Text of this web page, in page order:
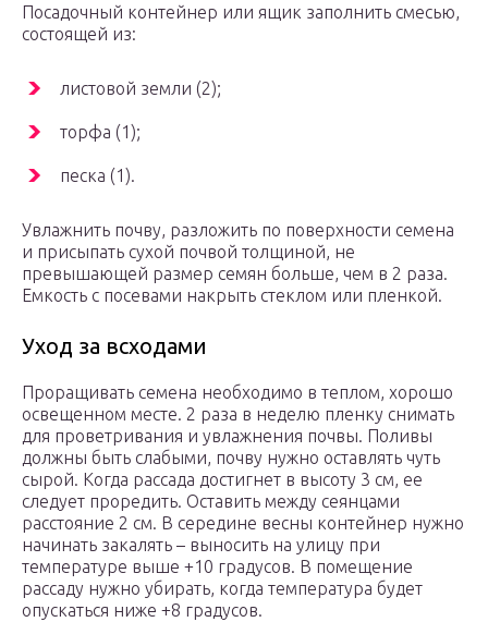
Посадочный контейнер или ящик заполнить смесью,
состоящей из:
листовой земли (2);
торфа (1);
песка (1).
Увлажнить почву, разложить по поверхности семена
и присыпать сухой почвой толщиной, не
превышающей размер семян больше, чем в 2 раза.
Емкость с посевами накрыть стеклом или пленкой.
Уход за всходами
Проращивать семена необходимо в теплом, хорошо
освещенном месте. 2 раза в неделю пленку снимать
для проветривания и увлажнения почвы. Поливы
должны быть слабыми, почву нужно оставлять чуть
сырой. Когда рассада достигнет в высоту 3 см, ее
следует проредить. Оставить между сеянцами
расстояние 2 см. В середине весны контейнер нужно
начинать закалять – выносить на улицу при
температуре выше +10 градусов. В помещение
рассаду нужно убирать, когда температура будет
опускаться ниже +8 градусов.